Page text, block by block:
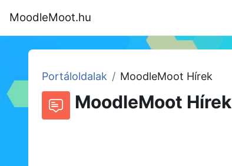
MoodleMoot.hu
Portáloldalak MoodleMoot Hírek
MoodleMoot Hírek